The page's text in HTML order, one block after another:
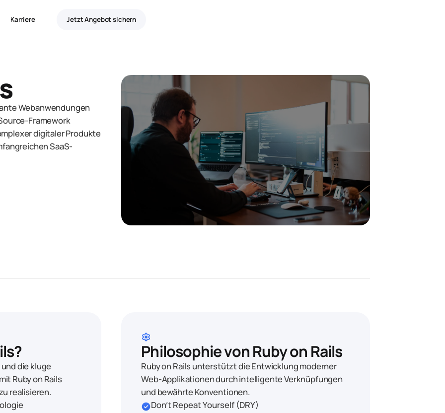
Karriere Jetzt Angebot sichern
Webanwendungen
Framework
digitaler Produkte
SaaS-
die kluge
Ruby on Rails
realisieren.
settings
Philosophie von Ruby on Rails
Ruby on Rails unterstützt die Entwicklung moderner
Web-Applikationen durch intelligente Verknüpfungen
und bewährte Konventionen.
check_circleDon't Repeat Yourself (DRY)